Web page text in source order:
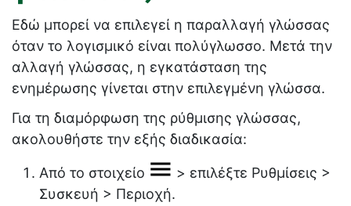
Εδώ μπορεί να επιλεγεί η παραλλαγή γλώσσας
όταν το λογισμικό είναι πολύγλωσσο. Μετά την
αλλαγή γλώσσας, η εγκατάσταση της
ενημέρωσης γίνεται στην επιλεγμένη γλώσσα.
Για τη διαμόρφωση της ρύθμισης γλώσσας,
ακολουθήστε την εξής διαδικασία:
Από το στοιχείο > επιλέξτε Ρυθμίσεις >
Συσκευή > Περιοχή.